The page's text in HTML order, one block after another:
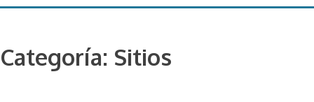
BATEA
Categoría: Sitios